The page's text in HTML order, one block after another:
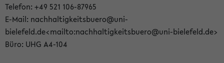
Telefon: +49 521 106-87965
E-Mail: nachhaltigkeitsbuero@uni-
bielefeld.de<mailto:nachhaltigkeitsbuero@uni-bielefeld.de>
Büro: UHG A4-104